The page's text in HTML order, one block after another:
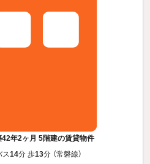
年2ヶ月 5階建の賃貸物件
ス14分 歩13分 （常磐線）